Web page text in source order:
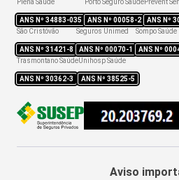
Plena Saúde
ANS Nº 34883-035
Porto Seguro Saúde
ANS Nº 00058-2
Prevent
ANS Nº
São Cristóvão
ANS Nº 31421-8
Seguros Unimed
ANS Nº 00070-1
Sompo Saúde
ANS Nº
Trasmontano Saúde
ANS Nº 30362-3
Unihosp Saúde
ANS Nº 38525-5
Aviso